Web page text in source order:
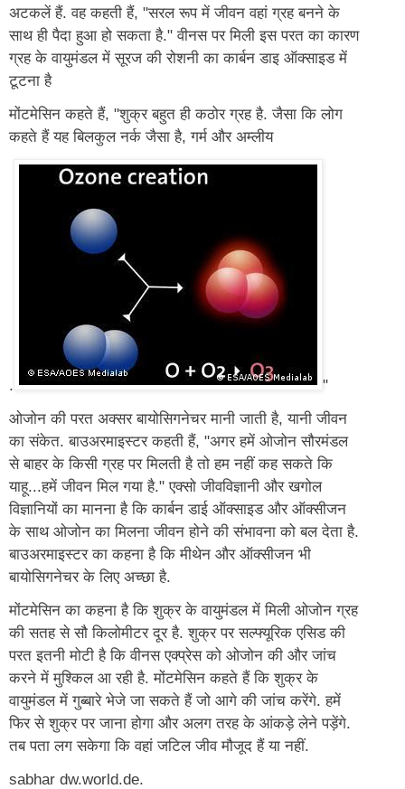
अटकलें हैं. वह कहती हैं, "सरल रूप में जीवन वहां ग्रह बनने के
साथ ही पैदा हुआ हो सकता है." वीनस पर मिली इस परत का कारण
ग्रह के वायुमंडल में सूरज की रोशनी का कार्बन डाइ ऑक्साइड में
टूटना है
मोंटमेसिन कहते हैं, "शुक्र बहुत ही कठोर ग्रह है. जैसा कि लोग
कहते हैं यह बिलकुल नर्क जैसा है, गर्म और अम्लीय
.
"
ओजोन की परत अक्सर बायोसिगनेचर मानी जाती है, यानी जीवन
का संकेत. बाउअरमाइस्टर कहती हैं, "अगर हमें ओजोन सौरमंडल
से बाहर के किसी ग्रह पर मिलती है तो हम नहीं कह सकते कि
याहू...हमें जीवन मिल गया है." एक्सो जीवविज्ञानी और खगोल
विज्ञानियों का मानना है कि कार्बन डाई ऑक्साइड और ऑक्सीजन
के साथ ओजोन का मिलना जीवन होने की संभावना को बल देता है.
बाउअरमाइस्टर का कहना है कि मीथेन और ऑक्सीजन भी
बायोसिगनेचर के लिए अच्छा है.
मोंटमेसिन का कहना है कि शुक्र के वायुमंडल में मिली ओजोन ग्रह
की सतह से सौ किलोमीटर दूर है. शुक्र पर सल्फ्यूरिक एसिड की
परत इतनी मोटी है कि वीनस एक्प्रेस को ओजोन की और जांच
करने में मुश्किल आ रही है. मोंटमेसिन कहते हैं कि शुक्र के
वायुमंडल में गुब्बारे भेजे जा सकते हैं जो आगे की जांच करेंगे. हमें
फिर से शुक्र पर जाना होगा और अलग तरह के आंकड़े लेने पड़ेंगे.
तब पता लग सकेगा कि वहां जटिल जीव मौजूद हैं या नहीं.
sabhar dw.world.de.